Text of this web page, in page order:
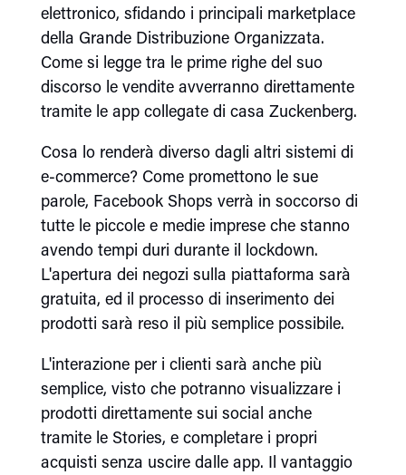
elettronico, sfidando i principali marketplace
della Grande Distribuzione Organizzata.
Come si legge tra le prime righe del suo
discorso le vendite avverranno direttamente
tramite le app collegate di casa Zuckenberg.
Cosa lo renderà diverso dagli altri sistemi di
e-commerce? Come promettono le sue
parole, Facebook Shops verrà in soccorso di
tutte le piccole e medie imprese che stanno
avendo tempi duri durante il lockdown.
L'apertura dei negozi sulla piattaforma sarà
gratuita, ed il processo di inserimento dei
prodotti sarà reso il più semplice possibile.
L'interazione per i clienti sarà anche più
semplice, visto che potranno visualizzare i
prodotti direttamente sui social anche
tramite le Stories, e completare i propri
acquisti senza uscire dalle app. Il vantaggio